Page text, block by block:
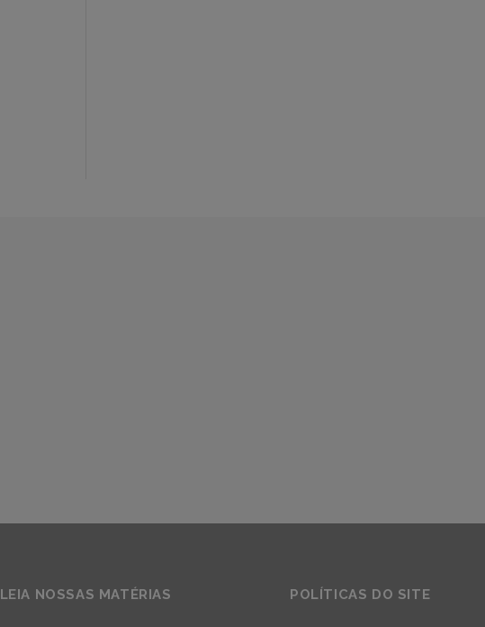
LEIA NOSSAS MATÉRIAS POLÍTICAS DO SITE